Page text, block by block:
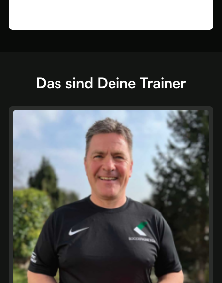
Das sind Deine Trainer